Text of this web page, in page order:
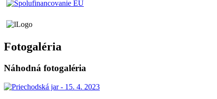
Fotogaléria
Náhodná fotogaléria